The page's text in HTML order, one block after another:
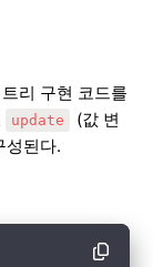
리 구현 코드를
update
(값 변
성된다.